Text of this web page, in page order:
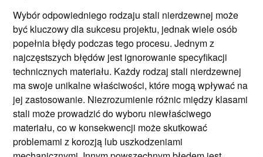
Wybór odpowiedniego rodzaju stali nierdzewnej może
być kluczowy dla sukcesu projektu, jednak wiele osób
popełnia błędy podczas tego procesu. Jednym z
najczęstszych błędów jest ignorowanie specyfikacji
technicznych materiału. Każdy rodzaj stali nierdzewnej
ma swoje unikalne właściwości, które mogą wpływać na
jej zastosowanie. Niezrozumienie różnic między klasami
stali może prowadzić do wyboru niewłaściwego
materiału, co w konsekwencji może skutkować
problemami z korozją lub uszkodzeniami